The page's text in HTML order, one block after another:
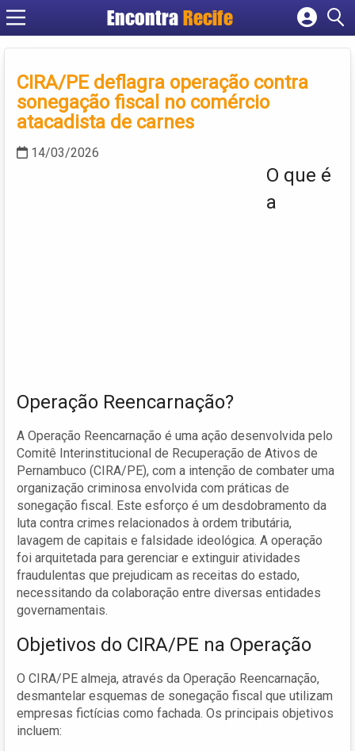
Encontra Recife
Cadastrar empresa
Criar conta
CIRA/PE deflagra operação contra
sonegação fiscal no comércio
atacadista de carnes
14/03/2026
O que é
a
Operação Reencarnação?
A Operação Reencarnação é uma ação desenvolvida pelo
Comitê Interinstitucional de Recuperação de Ativos de
Pernambuco (CIRA/PE), com a intenção de combater uma
organização criminosa envolvida com práticas de
sonegação fiscal. Este esforço é um desdobramento da
luta contra crimes relacionados à ordem tributária,
lavagem de capitais e falsidade ideológica. A operação
foi arquitetada para gerenciar e extinguir atividades
fraudulentas que prejudicam as receitas do estado,
necessitando da colaboração entre diversas entidades
governamentais.
Objetivos do CIRA/PE na Operação
O CIRA/PE almeja, através da Operação Reencarnação,
desmantelar esquemas de sonegação fiscal que utilizam
empresas fictícias como fachada. Os principais objetivos
incluem: